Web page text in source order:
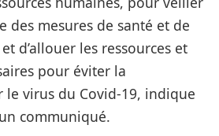
des mesures de santé et de
d’allouer les ressources et
pour éviter la
virus du Covid-19, indique
communiqué.